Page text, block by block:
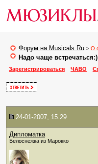
Форум на Musicals.Ru > О
Надо чаще встречаться:)
Зарегистрироваться ЧАВО
24-01-2007, 15:29
Дипломатка
Белоснежка из Марокко